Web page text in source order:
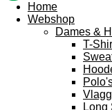
Home
Webshop
Dames &
T-
Long